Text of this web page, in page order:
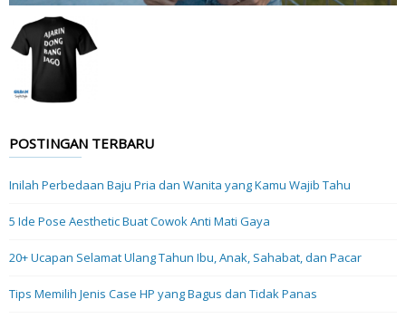
POSTINGAN TERBARU
Inilah Perbedaan Baju Pria dan Wanita yang Kamu Wajib Tahu
5 Ide Pose Aesthetic Buat Cowok Anti Mati Gaya
20+ Ucapan Selamat Ulang Tahun Ibu, Anak, Sahabat, dan Pacar
Tips Memilih Jenis Case HP yang Bagus dan Tidak Panas